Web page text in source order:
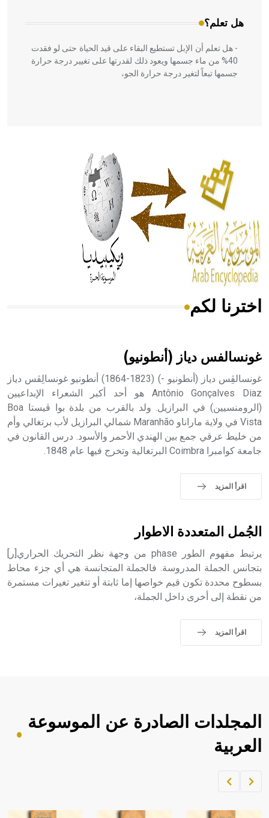
هل تعلم؟
- هل تعلم أن الإبل تستطيع البقاء على قيد الحياة حتى لو فقدت
40% من ماء جسمها ويعود ذلك لقدرتها على تغيير درجة حرارة
جسمها تبعاً لتغير درجة حرارة الجو،
الحكم، الأدلة، تنظيم التغذية، ورسالته في جروح الرأس. ويعود
له الفضل بأنه حرر الطب من الدين والفلسفة.
- هل تعلم أن المرجان إفراز حيواني يتكون في البحر ويتركب
من مادة كربونات الكلسيوم، وهو أحمر أو شديد الحمرة وهو
أجود أنواعه، ويمتاز بكبر الحجم ويسمى الش
هل تعلم أن الأبسيد كلمة فرنسية اللفظ تم اعتمادها مصطلحاً
- هل تعلم أن أبجر Abgar اسم معروف جيداً يعود إلى عدد من
الملوك الذين حكموا مدينة إديسا (الرها) من أبجر الأول وحتى
التاسع، وهم ينتسبون إلى أسرة أوسروين
حيث تقتصر القيمة الصوتية للعلامة الك
اخترنا لكم
غونسالفس دياز (أنطونيو)
غونسالڤِس دياز (أنطونيو -) (1823-1864) أنطونيو غونسالِڤس دياز
Antônio Gonçalves Diaz هو أحد أكبر الشعراء الإبداعيين
(الرومنسيين) في البرازيل. ولد بالقرب من بلدة بوا ڤيستا Boa
Vista في ولاية ماراناو Maranhão شمالي البرازيل لأب برتغالي وأم
من خليط عرقي جمع بين الهندي الأحمر والأسود. درس القانون في
جامعة كوامبرا Coimbra البرتغالية وتخرج فيها عام 1848.
اقرأ المزيد
الجُمل المتعددة الاطوار
يرتبط مفهوم الطور phase من وجهة نظر التحريك الحراري[ر]
بتجانس الجملة المدروسة. فالجملة المتجانسة هي أي جزء محاط
بسطوح محددة تكون قيم خواصها إما ثابتة أو تتغير تغيرات مستمرة
من نقطة إلى أخرى داخل الجملة،
اقرأ المزيد
المجلدات الصادرة عن الموسوعة
العربية